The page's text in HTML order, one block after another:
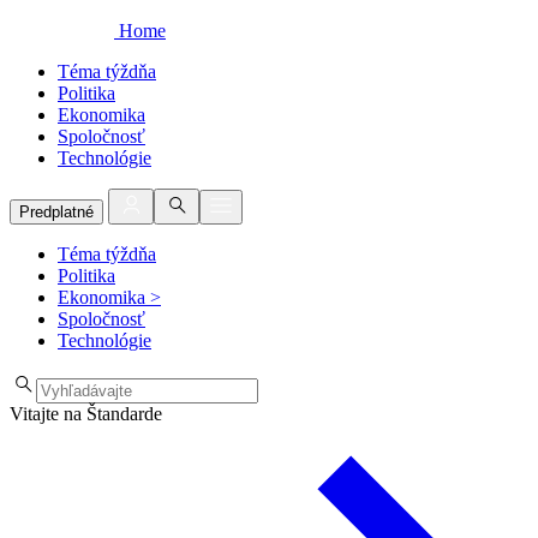
Home
Téma týždňa
Politika
Ekonomika
Spoločnosť
Technológie
Predplatné
Téma týždňa
Politika
Ekonomika >
Spoločnosť
Technológie
Vitajte na Štandarde